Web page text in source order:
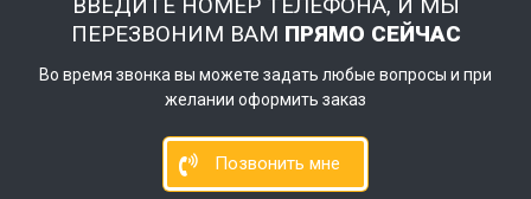
ПЕРЕЗВОНИМ ВАМ ПРЯМО СЕЙЧАС
Во время звонка вы можете задать любые вопросы и при
желании оформить заказ
Позвонить мне